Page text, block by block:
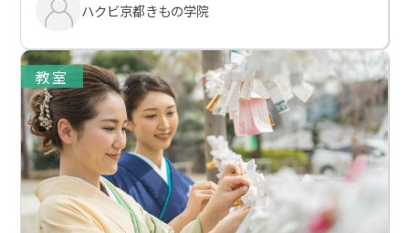
ハクビ京都きもの学院
教室